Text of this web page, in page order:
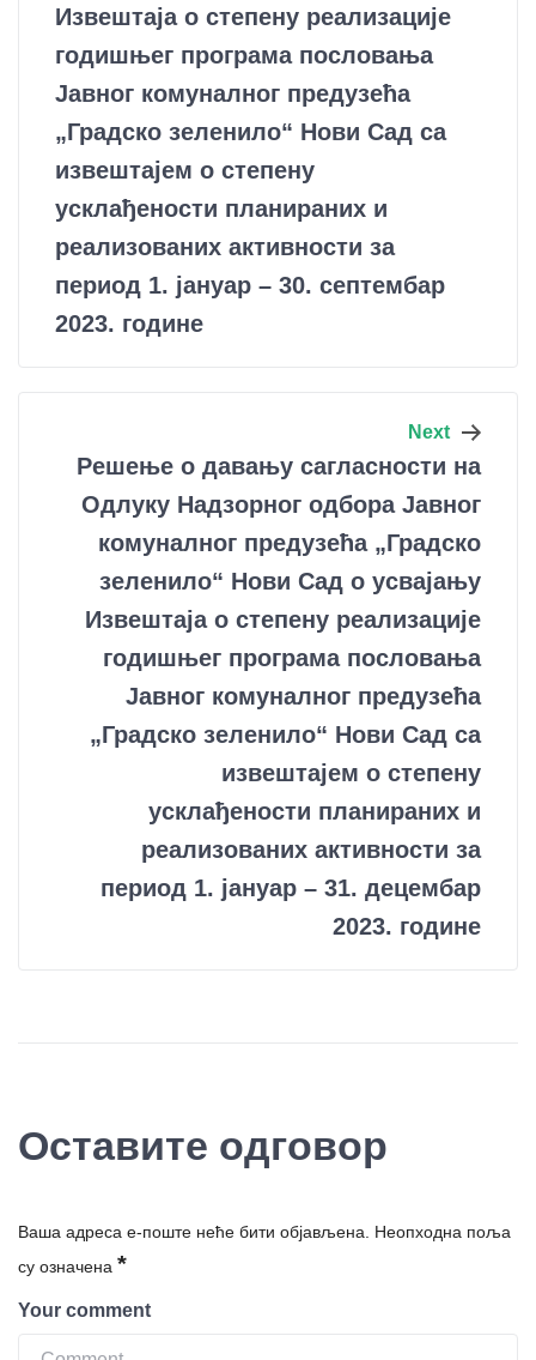
Извештаја о степену реализације
годишњег програма пословања
Јавног комуналног предузећа
„Градско зеленило“ Нови Сад са
извештајем о степену
усклађености планираних и
реализованих активности за
период 1. јануар – 30. септембар
2023. године
Next
Решење о давању сагласности на
Одлуку Надзорног одбора Јавног
комуналног предузећа „Градско
зеленило“ Нови Сад о усвајању
Извештаја о степену реализације
годишњег програма пословања
Јавног комуналног предузећа
„Градско зеленило“ Нови Сад са
извештајем о степену
усклађености планираних и
реализованих активности за
период 1. јануар – 31. децембар
2023. године
Оставите одговор
Ваша адреса е-поште неће бити објављена. Неопходна поља
су означена *
Your comment